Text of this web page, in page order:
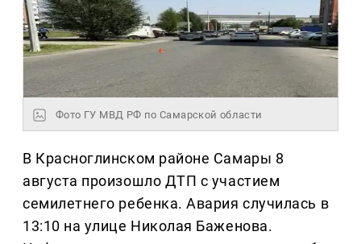
Фото ГУ МВД РФ по Самарской области
В Красноглинском районе Самары 8
августа произошло ДТП с участием
семилетнего ребенка. Авария случилась в
13:10 на улице Николая Баженова.